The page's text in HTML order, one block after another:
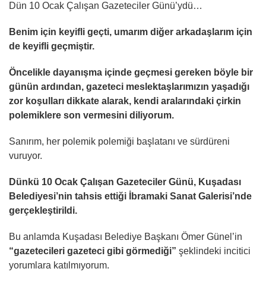
Dün 10 Ocak Çalışan Gazeteciler Günü’ydü…
Benim için keyifli geçti, umarım diğer arkadaşlarım için
de keyifli geçmiştir.
Öncelikle dayanışma içinde geçmesi gereken böyle bir
günün ardından, gazeteci meslektaşlarımızın yaşadığı
zor koşulları dikkate alarak, kendi aralarındaki çirkin
polemiklere son vermesini diliyorum.
Sanırım, her polemik polemiği başlatanı ve sürdüreni
vuruyor.
Dünkü 10 Ocak Çalışan Gazeteciler Günü, Kuşadası
Belediyesi’nin tahsis ettiği İbramaki Sanat Galerisi’nde
gerçekleştirildi.
Bu anlamda Kuşadası Belediye Başkanı Ömer Günel’in
“gazetecileri gazeteci gibi görmediği” şeklindeki incitici
yorumlara katılmıyorum.